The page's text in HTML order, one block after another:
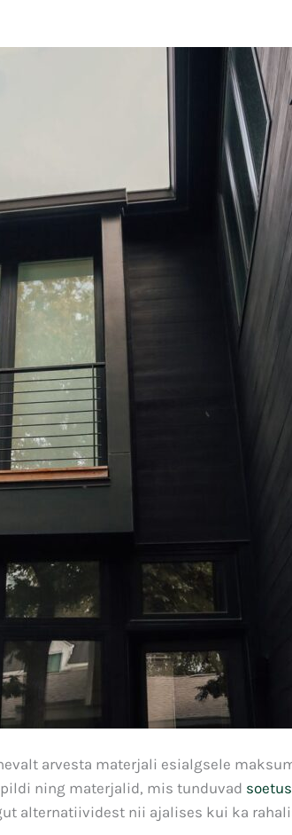
arvesta materjali esialgsele
ning materjalid, mis tunduvad
alternatiividest nii ajalises kui ka